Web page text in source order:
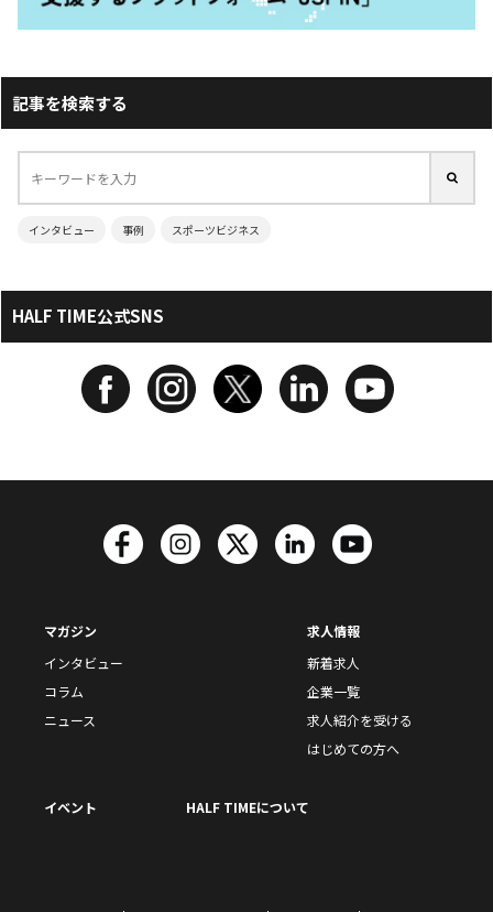
記事を検索する
インタビュー 事例 スポーツビジネス
HALF TIME公式SNS
マガジン
インタビュー
コラム
ニュース
求人情報
新着求人
企業一覧
求人紹介を受ける
はじめての方へ
イベント HALF TIMEについて